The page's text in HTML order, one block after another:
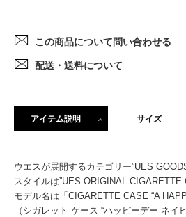
この商品について問い合わせる
配送・送料について
アイテム説明 サイズ
ウエスが展開するカテゴリー”UES
スタイルは”UES ORIGINAL CIGARETTE
モデル名は「CIGARETTE CASE “A
（シガレット ケース “ハッピーデー-ネイビ